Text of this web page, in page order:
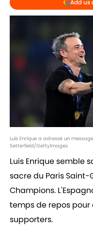
Add us
Luis Enrique a adressé un
Setterfield/GettyImages
Luis Enrique semble
sacre du Paris Saint-
Champions.
temps de repos pour
supporters.